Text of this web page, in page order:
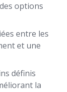
options
entre les
et une
définis
la